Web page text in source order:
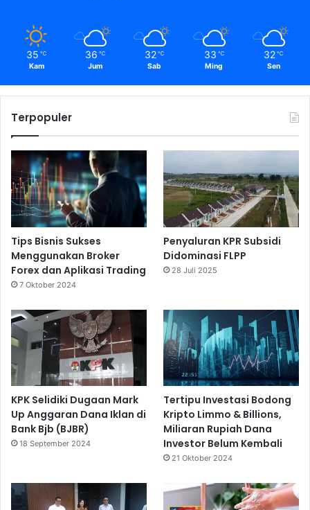
35 ℃
Kam
36 ℃
Jum
32 ℃
Sab
33 ℃
Ming
32 ℃
Sen
Terpopuler
Tips Bisnis Sukses
Menggunakan Broker
Forex dan Aplikasi Trading
7 Oktober 2024
Penyaluran KPR Subsidi
Didominasi FLPP
28 Juli 2025
KPK Selidiki Dugaan Mark
Up Anggaran Dana Iklan di
Bank Bjb (BJBR)
18 September 2024
Tertipu Investasi Bodong
Kripto Limmo & Billions,
Miliaran Rupiah Dana
Investor Belum Kembali
21 Oktober 2024